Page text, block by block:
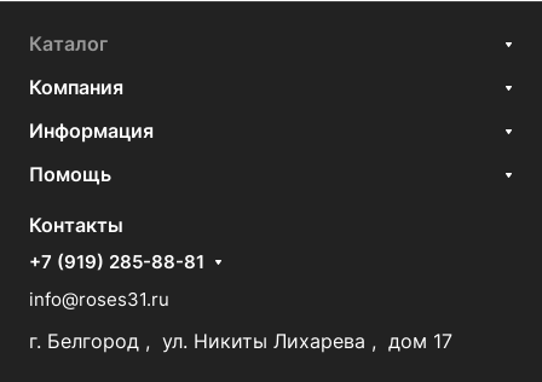
Каталог
Компания
Информация
Помощь
Контакты
+7 (919) 285-88-81
info@roses31.ru
г. Белгород , ул. Никиты Лихарева , дом 17